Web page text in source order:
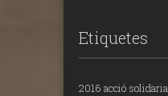
Etiquetes
2016 acció solidaria